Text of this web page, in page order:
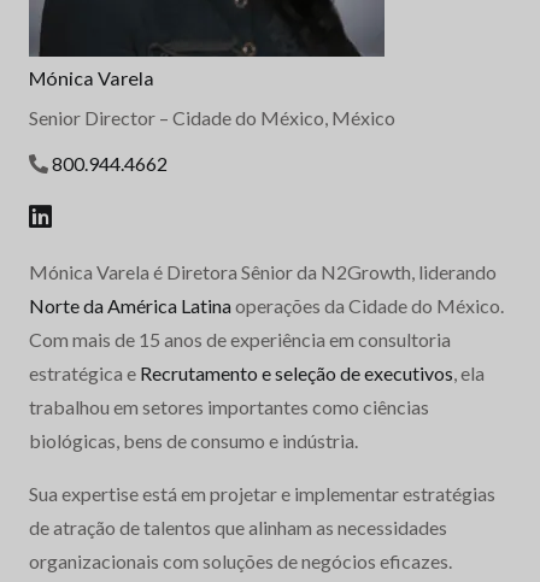
Mónica Varela
Senior Director – Cidade do México, México
800.944.4662
Mónica Varela é Diretora Sênior da N2Growth, liderando
Norte da América Latinaoperações da Cidade do México.
Com mais de 15 anos de experiência em consultoria
estratégica e Recrutamento e seleção de executivos, ela
trabalhou em setores importantes como ciências
biológicas, bens de consumo e indústria.
Sua expertise está em projetar e implementar estratégias
de atração de talentos que alinham as necessidades
organizacionais com soluções de negócios eficazes.